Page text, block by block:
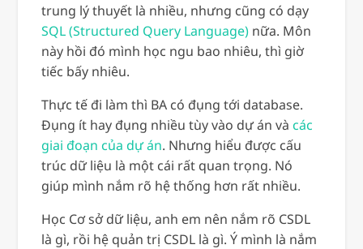
trung lý thuyết là nhiều, nhưng cũng có dạy
SQL (Structured Query Language)nữa. Môn
này hồi đó mình học ngu bao nhiêu, thì giờ
tiếc bấy nhiêu.
Thực tế đi làm thì BA có đụng tới database.
Đụng ít hay đụng nhiều tùy vào dự án và các
giai đoạn của dự án. Nhưng hiểu được cấu
trúc dữ liệu là một cái rất quan trọng. Nó
giúp mình nắm rõ hệ thống hơn rất nhiều.
Học Cơ sở dữ liệu, anh em nên nắm rõ CSDL
là gì, rồi hệ quản trị CSDL là gì. Ý mình là nắm